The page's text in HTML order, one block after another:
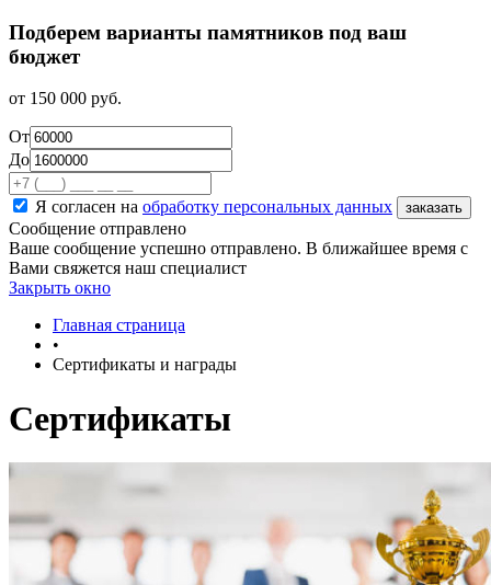
Подберем варианты памятников под ваш
бюджет
от 150 000 руб.
От
До
Я согласен на обработку персональных данных
Сообщение отправлено
Ваше сообщение успешно отправлено. В ближайшее время с
Вами свяжется наш специалист
Закрыть окно
Главная страница
•
Сертификаты и награды
Сертификаты